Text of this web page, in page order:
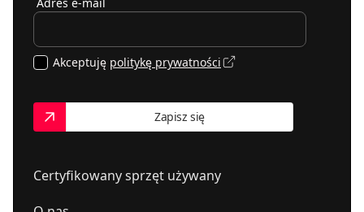
Certyfikowany sprzęt używany
Akceptuję politykę prywatności
Zapisz się